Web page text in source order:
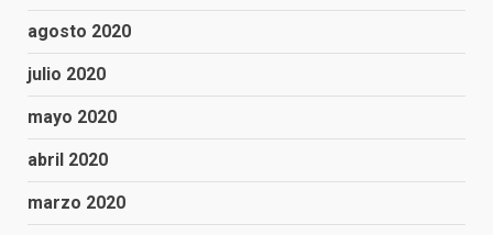
agosto 2020
julio 2020
mayo 2020
abril 2020
marzo 2020